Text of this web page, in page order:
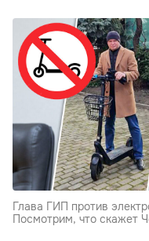
Глава ГИП против
Посмотрим, что скажет